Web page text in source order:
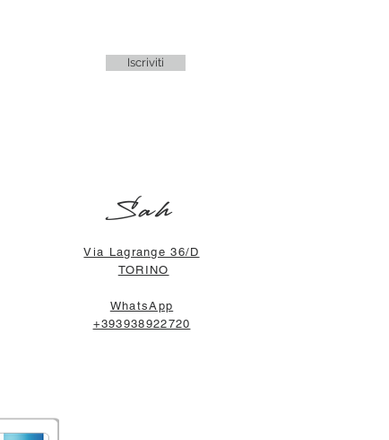
Iscriviti
Sah
Via Lagrange 36/D
TORINO
WhatsApp
+393938922720